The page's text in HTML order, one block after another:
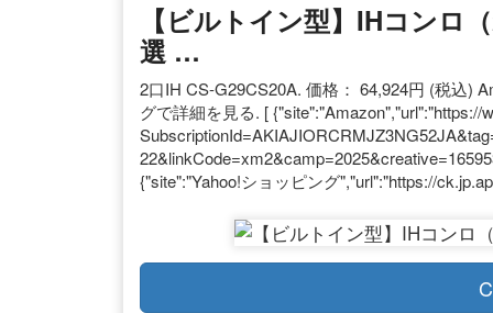
【ビルトイン型】IHコンロ
選 …
2口IH CS-G29CS20A. 価格： 64,924円 (税込)
グで詳細を見る. [
{"site":"Yahoo!ショッピング","url":"https://